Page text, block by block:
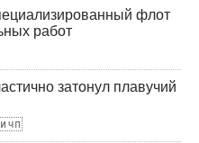
флот
работ
затонул плавучий
чп